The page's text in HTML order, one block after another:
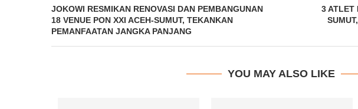
JOKOWI RESMIKAN RENOVASI DAN PEMBANGUNAN
18 VENUE PON XXI ACEH-SUMUT, TEKANKAN
PEMANFAATAN JANGKA PANJANG
3 ATLET
YOU MAY ALSO LIKE